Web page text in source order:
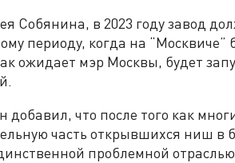
Собянина, в 2023 году завод
периоду, когда на
ожидает мэр Москвы, будет
добавил, что после того как
часть открывшихся ниш в
проблемной